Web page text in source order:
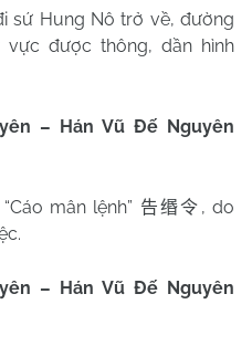
sứ Hung Nô trở về, đường
được thông, dần hình
– Hán Vũ Đế Nguyên
mân lệnh” 告缗令 , do
– Hán Vũ Đế Nguyên